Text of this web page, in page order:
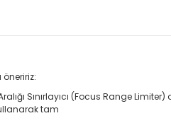
Sınırlayıcı (Focus Range Limiter)
tam